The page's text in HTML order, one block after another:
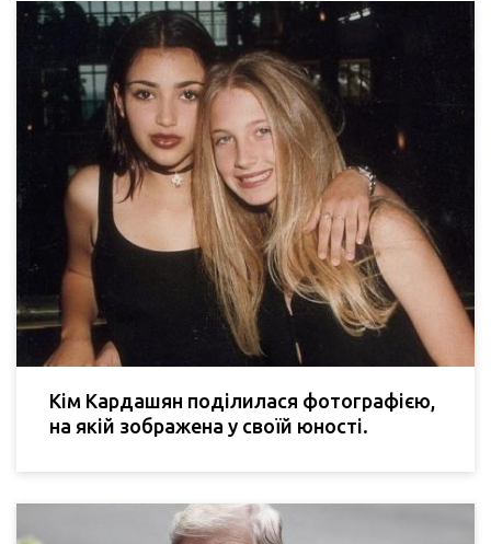
Кім Кардашян поділилася фотографією,
на якій зображена у своїй юності.